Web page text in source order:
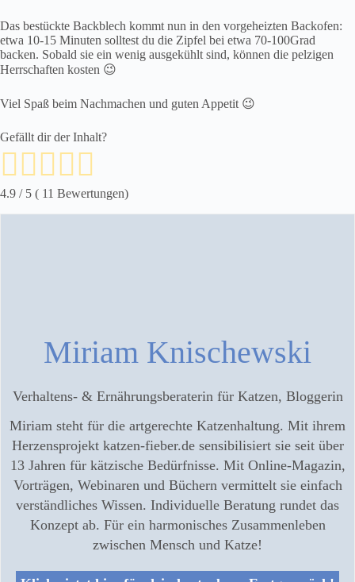
Das bestückte Backblech kommt nun in den vorgeheizten Backofen:
etwa 10-15 Minuten solltest du die Zipfel bei etwa 70-100Grad
backen. Sobald sie ein wenig ausgekühlt sind, können die pelzigen
Herrschaften kosten 😉
Viel Spaß beim Nachmachen und guten Appetit 😉
Gefällt dir der Inhalt?
4.9 / 5 ( 11 Bewertungen)
Miriam Knischewski
Verhaltens- & Ernährungsberaterin für Katzen, Bloggerin
Miriam steht für die artgerechte Katzenhaltung. Mit ihrem
Herzensprojekt katzen-fieber.de sensibilisiert sie seit über
13 Jahren für kätzische Bedürfnisse. Mit Online-Magazin,
Vorträgen, Webinaren und Büchern vermittelt sie einfach
verständliches Wissen. Individuelle Beratung rundet das
Konzept ab. Für ein harmonisches Zusammenleben
zwischen Mensch und Katze!